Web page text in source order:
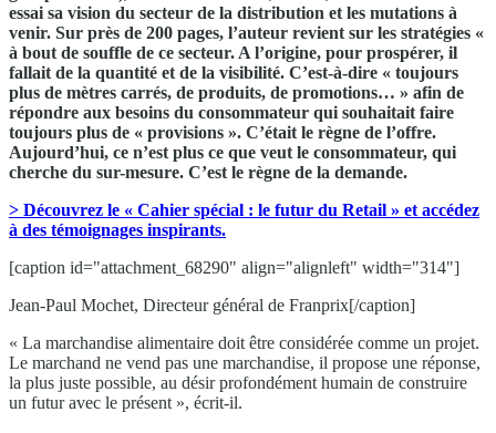
essai sa vision du secteur de la distribution et les mutations à
venir. Sur près de 200 pages, l’auteur revient sur les stratégies «
à bout de souffle de ce secteur. A l’origine, pour prospérer, il
fallait de la quantité et de la visibilité. C’est-à-dire « toujours
plus de mètres carrés, de produits, de promotions… » afin de
répondre aux besoins du consommateur qui souhaitait faire
toujours plus de « provisions ». C’était le règne de l’offre.
Aujourd’hui, ce n’est plus ce que veut le consommateur, qui
cherche du sur-mesure. C’est le règne de la demande.
> Découvrez le « Cahier spécial : le futur du Retail » et accédez
à des témoignages inspirants.
[caption id="attachment_68290" align="alignleft" width="314"]
Jean-Paul Mochet, Directeur général de Franprix[/caption]
« La marchandise alimentaire doit être considérée comme un projet.
Le marchand ne vend pas une marchandise, il propose une réponse,
la plus juste possible, au désir profondément humain de construire
un futur avec le présent », écrit-il.